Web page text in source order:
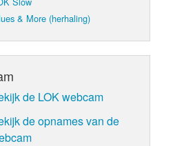
& More (herhaling)
de LOK webcam
de opnames van de